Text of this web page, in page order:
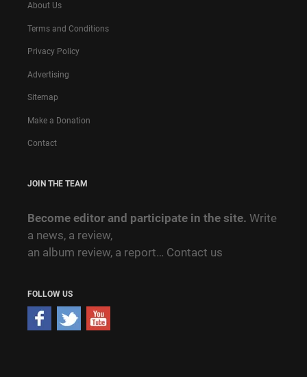
About Us
Terms and Conditions
Privacy Policy
Advertising
Sitemap
Make a Donation
Contact
JOIN THE TEAM
Become editor and participate in the site. Write
a news, a review,
an album review, a report… Contact us
FOLLOW US